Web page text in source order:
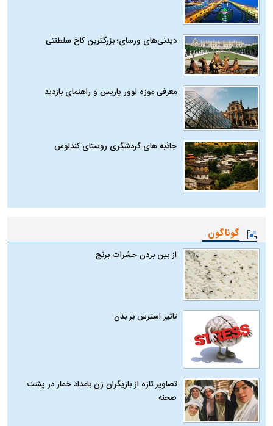
دیدنی‌های ورسای؛ بزرگترین کاخ سلطنتی
معرفی موزه لوور پاریس و راهنمای بازدید
جاذبه های گردشگری روستای کندلوس
گوناگون
از بین بردن حشرات برنج
تاثیر استرس بر بدن
تصاویر تازه از بازیگران زن بامداد خمار در پشت
صحنه